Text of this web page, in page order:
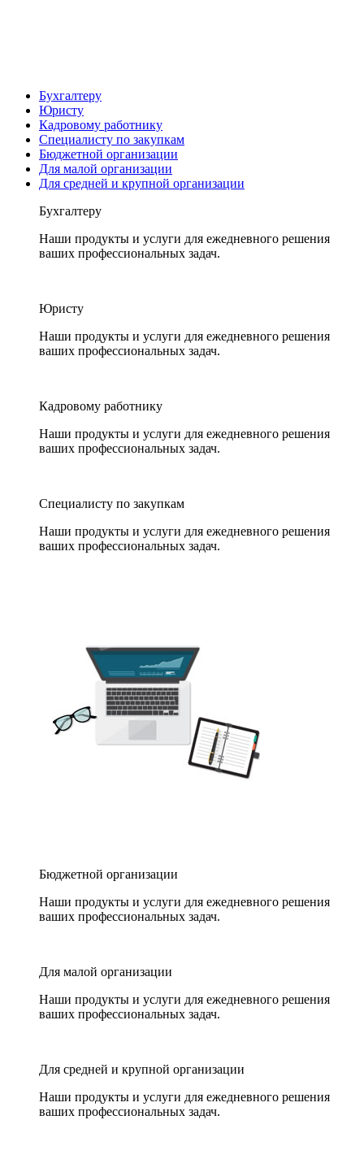
Бухгалтеру
Юристу
Кадровому работнику
Специалисту по закупкам
Бюджетной организации
Для малой организации
Для средней и крупной организации
Бухгалтеру
Наши продукты и услуги для ежедневного решения
ваших профессиональных задач.
Юристу
Наши продукты и услуги для ежедневного решения
ваших профессиональных задач.
Кадровому работнику
Наши продукты и услуги для ежедневного решения
ваших профессиональных задач.
Специалисту по закупкам
Наши продукты и услуги для ежедневного решения
ваших профессиональных задач.
Бюджетной организации
Наши продукты и услуги для ежедневного решения
ваших профессиональных задач.
Для малой организации
Наши продукты и услуги для ежедневного решения
ваших профессиональных задач.
Для средней и крупной организации
Наши продукты и услуги для ежедневного решения
ваших профессиональных задач.